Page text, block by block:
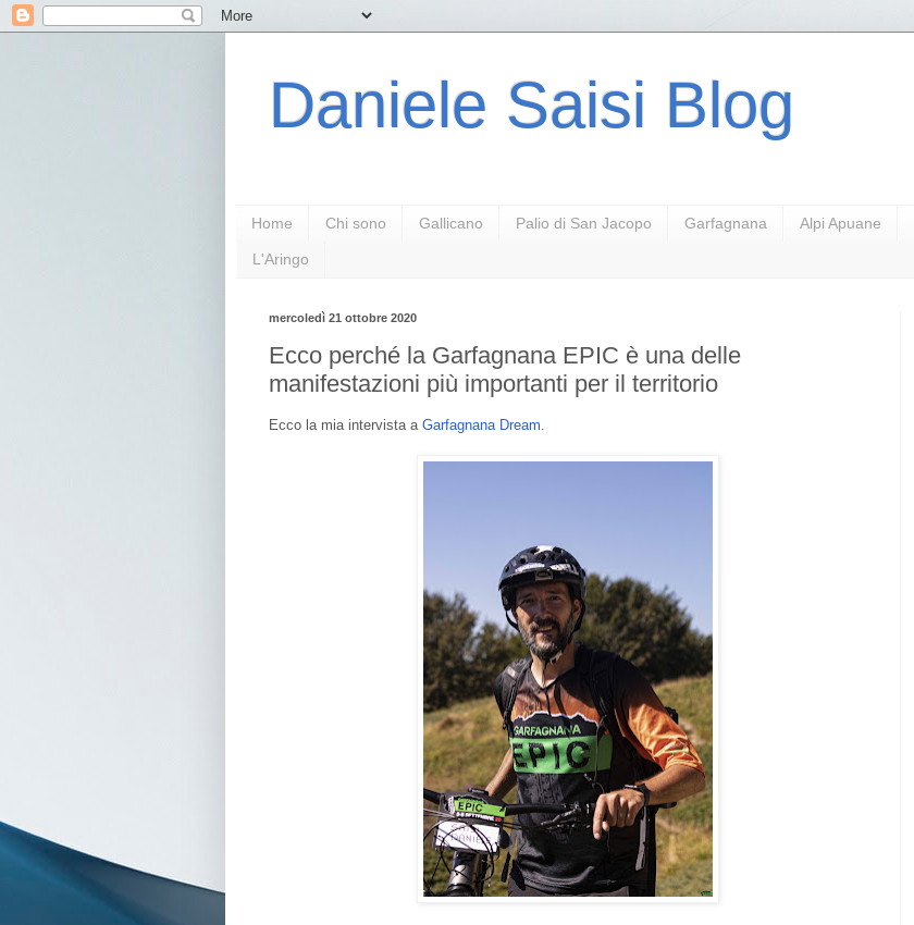
Daniele Saisi Blog
Home Chi sono Gallicano Palio di San Jacopo Garfagnana Alpi Apuane
L'Aringo
mercoledì 21 ottobre 2020
Ecco perché la Garfagnana EPIC è una delle
manifestazioni più importanti per il territorio
Ecco la mia intervista a Garfagnana Dream.